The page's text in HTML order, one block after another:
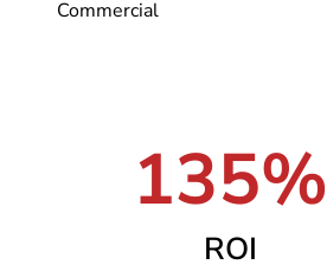
Commercial
135%
ROI